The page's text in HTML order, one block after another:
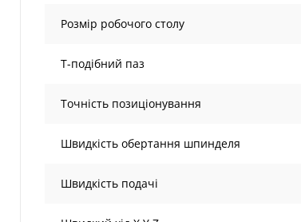
Розмір робочого столу
Т-подібний паз
Точність позиціонування
Швидкість обертання шпинделя
Швидкість подачі